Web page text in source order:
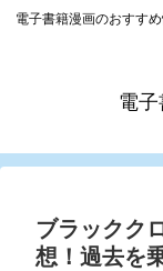
電子書籍漫画のおすす
電
ブラックク
想！過去を